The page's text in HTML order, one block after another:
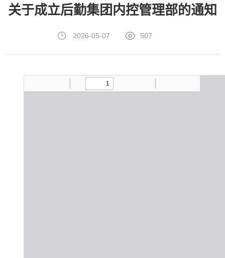
关于成立后勤集团内控管理部的通知
2026-05-07 507